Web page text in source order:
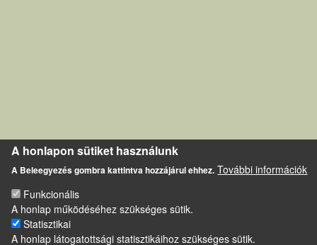
A honlapon sütiket használunk
A Beleegyezés gombra kattintva hozzájárul ehhez. További információk
Funkcionális
A honlap működéséhez szükséges sütik.
Statisztikai
A honlap látogatottsági statisztikáihoz szükséges sütik.